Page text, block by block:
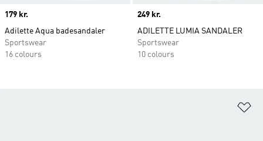
Price
179 kr.
Adilette Aqua badesandaler
Sportswear
16 colours
Price
249 kr.
ADILETTE LUMIA SANDALER
Sportswear
10 colours